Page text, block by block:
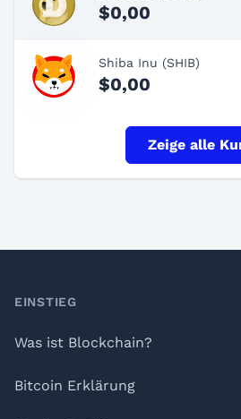
$0,00
Shiba Inu (SHIB)
$0,00
Zeige alle
Footer
EINSTIEG
Was ist Blockchain?
Bitcoin Erklärung